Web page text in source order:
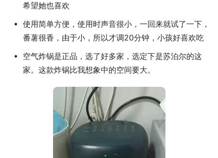
希望她也喜欢
使用简单方便，使用时声音很小，一回来就试了一下，
番薯很香，由于小，所以才调20分钟，小孩好喜欢吃
空气炸锅是正品，选了好多家，选定下是苏泊尔的这
家。这款炸锅比我想象中的空间要大。